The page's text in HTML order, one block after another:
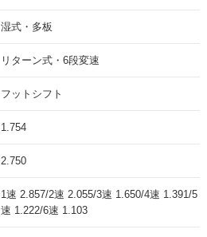
湿式・多板
リターン式・6段変速
フットシフト
1.754
2.750
1速 2.857/2速 2.055/3速 1.650/4速 1.391/5
速 1.222/6速 1.103